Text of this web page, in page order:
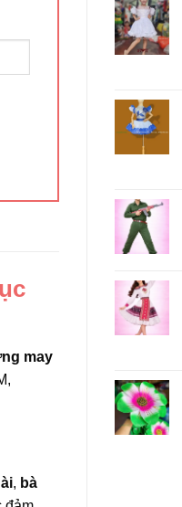
may
, bà